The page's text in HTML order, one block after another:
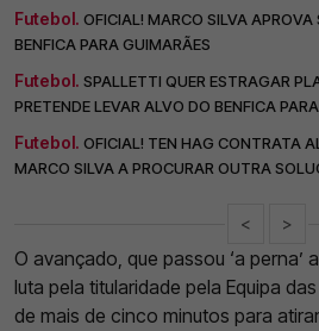
Futebol. OFICIAL! MARCO SILVA APROVA
BENFICA PARA GUIMARÃES
Futebol. SPALLETTI QUER ESTRAGAR
PRETENDE LEVAR ALVO DO BENFICA
Futebol. OFICIAL! TEN HAG CONTRATA
MARCO SILVA A PROCURAR OUTRA
< >
O avançado, que passou ‘a perna’
luta pela titularidade pela Equipa
de mais de cinco minutos para